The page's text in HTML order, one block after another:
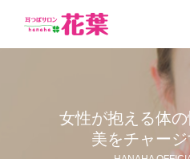
女性が抱える体
美をチャー